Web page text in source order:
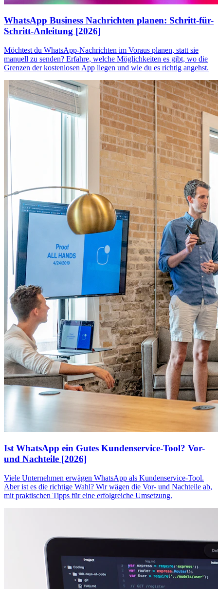
WhatsApp Business Nachrichten planen: Schritt-für-
Schritt-Anleitung [2026]
Möchtest du WhatsApp-Nachrichten im Voraus planen, statt sie
manuell zu senden? Erfahre, welche Möglichkeiten es gibt, wo die
Grenzen der kostenlosen App liegen und wie du es richtig angehst.
Ist WhatsApp ein Gutes Kundenservice-Tool? Vor-
und Nachteile [2026]
Viele Unternehmen erwägen WhatsApp als Kundenservice-Tool.
Aber ist es die richtige Wahl? Wir wägen die Vor- und Nachteile ab,
mit praktischen Tipps für eine erfolgreiche Umsetzung.